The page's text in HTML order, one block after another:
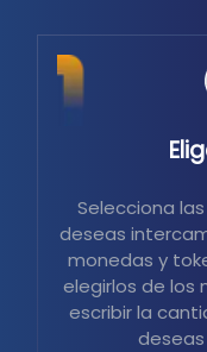
Selecciona
deseas
monedas y
elegirlos de los
escribir la